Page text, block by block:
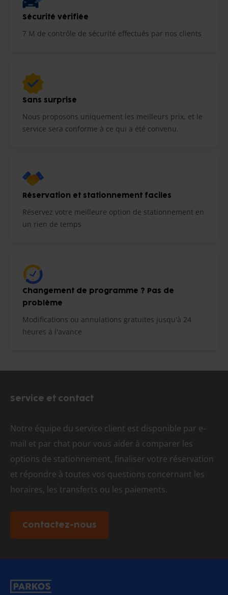
Sécurité vérifiée
7 M de contrôle de sécurité effectués par nos clients
Sans surprise
Nous proposons uniquement les meilleurs prix, et le
service sera conforme à ce qui a été convenu.
Réservation et stationnement faciles
Réservez votre meilleure option de stationnement en
un rien de temps
Changement de programme ? Pas de
problème
Modifications ou annulations gratuites jusqu'à 24
heures à l'avance
Service et contact
Notre équipe du service client est disponible par e-
mail et par chat pour vous aider à comparer les
options de stationnement, finaliser votre réservation
et répondre à toutes vos questions concernant les
horaires, les transferts ou les paiements.
Contactez-nous